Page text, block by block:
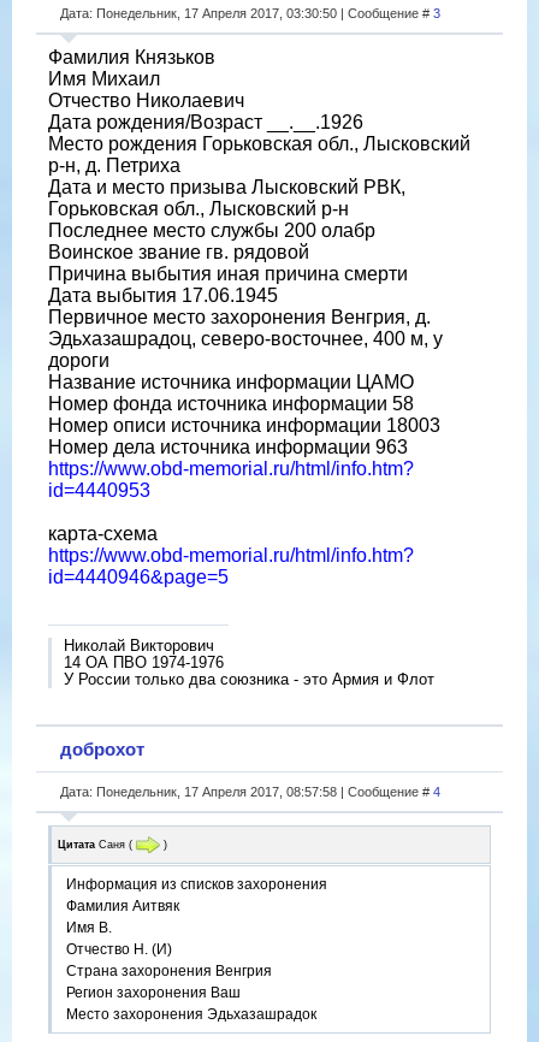
Дата: Понедельник, 17 Апреля 2017, 03:30:50 | Сообщение # 3
Фамилия Князьков
Имя Михаил
Отчество Николаевич
Дата рождения/Возраст __.__.1926
Место рождения Горьковская обл., Лысковский
р-н, д. Петриха
Дата и место призыва Лысковский РВК,
Горьковская обл., Лысковский р-н
Последнее место службы 200 олабр
Воинское звание гв. рядовой
Причина выбытия иная причина смерти
Дата выбытия 17.06.1945
Первичное место захоронения Венгрия, д.
Эдьхазашрадоц, северо-восточнее, 400 м, у
дороги
Название источника информации ЦАМО
Номер фонда источника информации 58
Номер описи источника информации 18003
Номер дела источника информации 963
https://www.obd-memorial.ru/html/info.htm?
id=4440953
карта-схема
https://www.obd-memorial.ru/html/info.htm?
id=4440946&page=5
Николай Викторович
14 ОА ПВО 1974-1976
У России только два союзника - это Армия и Флот
доброхот
Дата: Понедельник, 17 Апреля 2017, 08:57:58 | Сообщение # 4
Цитата Саня ( )
Информация из списков захоронения
Фамилия Аитвяк
Имя В.
Отчество Н. (И)
Страна захоронения Венгрия
Регион захоронения Ваш
Место захоронения Эдьхазашрадок